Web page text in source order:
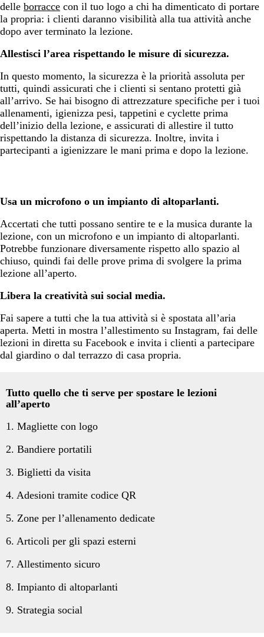
delle borracce con il tuo logo a chi ha dimenticato di portare
la propria: i clienti daranno visibilità alla tua attività anche
dopo aver terminato la lezione.
Allestisci l’area rispettando le misure di sicurezza.
In questo momento, la sicurezza è la priorità assoluta per
tutti, quindi assicurati che i clienti si sentano protetti già
all’arrivo. Se hai bisogno di attrezzature specifiche per i tuoi
allenamenti, igienizza pesi, tappetini e cyclette prima
dell’inizio della lezione, e assicurati di allestire il tutto
rispettando la distanza di sicurezza. Inoltre, invita i
partecipanti a igienizzare le mani prima e dopo la lezione.
Usa un microfono o un impianto di altoparlanti.
Accertati che tutti possano sentire te e la musica durante la
lezione, con un microfono e un impianto di altoparlanti.
Potrebbe funzionare diversamente rispetto allo spazio al
chiuso, quindi fai delle prove prima di svolgere la prima
lezione all’aperto.
Libera la creatività sui social media.
Fai sapere a tutti che la tua attività si è spostata all’aria
aperta. Metti in mostra l’allestimento su Instagram, fai delle
lezioni in diretta su Facebook e invita i clienti a partecipare
dal giardino o dal terrazzo di casa propria.
Tutto quello che ti serve per spostare le lezioni
all’aperto
1. Magliette con logo
2. Bandiere portatili
3. Biglietti da visita
4. Adesioni tramite codice QR
5. Zone per l’allenamento dedicate
6. Articoli per gli spazi esterni
7. Allestimento sicuro
8. Impianto di altoparlanti
9. Strategia social